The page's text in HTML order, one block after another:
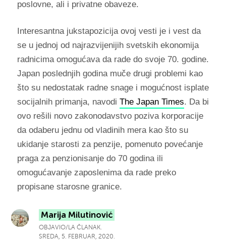
poslovne, ali i privatne obaveze.
Interesantna jukstapozicija ovoj vesti je i vest da
se u jednoj od najrazvijenijih svetskih ekonomija
radnicima omogućava da rade do svoje 70. godine.
Japan poslednjih godina muče drugi problemi kao
što su nedostatak radne snage i mogućnost isplate
socijalnih primanja, navodi The Japan Times. Da bi
ovo rešili novo zakonodavstvo poziva korporacije
da odaberu jednu od vladinih mera kao što su
ukidanje starosti za penzije, pomenuto povećanje
praga za penzionisanje do 70 godina ili
omogućavanje zaposlenima da rade preko
propisane starosne granice.
Marija Milutinović
OBJAVIO/LA ČLANAK.
SREDA, 5. FEBRUAR, 2020.